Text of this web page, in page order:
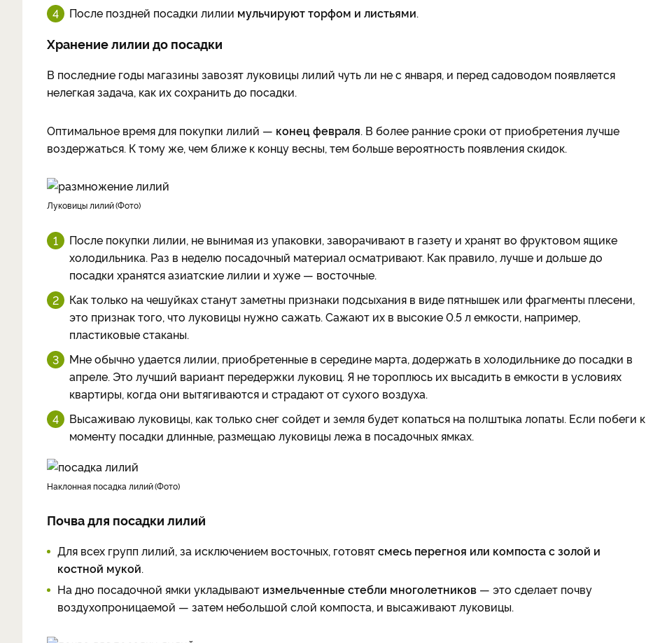
После поздней посадки лилии мульчируют торфом и листьями.
Хранение лилии до посадки
В последние годы магазины завозят луковицы лилий чуть ли не с января, и перед садоводом появляется
нелегкая задача, как их сохранить до посадки.
Оптимальное время для покупки лилий — конец февраля. В более ранние сроки от приобретения лучше
воздержаться. К тому же, чем ближе к концу весны, тем больше вероятность появления скидок.
луковицы лилий Фото
После покупки лилии, не вынимая из упаковки, заворачивают в газету и хранят во фруктовом ящике
холодильника. Раз в неделю посадочный материал осматривают. Как правило, лучше и дольше до
посадки хранятся азиатские лилии и хуже — восточные.
Как только на чешуйках станут заметны признаки подсыхания в виде пятнышек или фрагменты плесени,
это признак того, что луковицы нужно сажать. Сажают их в высокие 0.5 л емкости, например,
пластиковые стаканы.
Мне обычно удается лилии, приобретенные в середине марта, додержать в холодильнике до посадки в
апреле. Это лучший вариант передержки луковиц. Я не тороплюсь их высадить в емкости в условиях
квартиры, когда они вытягиваются и страдают от сухого воздуха.
Высаживаю луковицы, как только снег сойдет и земля будет копаться на полштыка лопаты. Если побеги к
моменту посадки длинные, размещаю луковицы лежа в посадочных ямках.
наклонная посадка лилий Фото
Почва для посадки лилий
Для всех групп лилий, за исключением восточных, готовятсмесь перегноя или компоста с золой и
костной мукой.
На дно посадочной ямки укладывают измельченные стебли многолетников — это сделает почву
воздухопроницаемой — затем небольшой слой компоста, и высаживают луковицы.